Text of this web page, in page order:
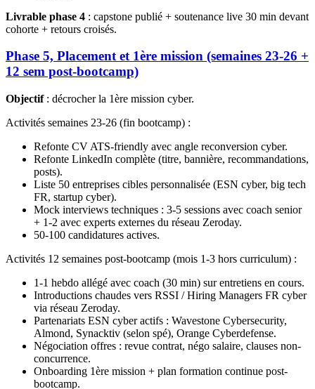
Livrable phase 4 : capstone publié + soutenance live 30 min devant
cohorte + retours croisés.
Phase 5, Placement et 1ère mission (semaines 23-26 +
12 sem post-bootcamp)
Objectif: décrocher la 1ère mission cyber.
Activités semaines 23-26 (fin bootcamp) :
Refonte CV ATS-friendly avec angle reconversion cyber.
Refonte LinkedIn complète (titre, bannière, recommandations,
posts).
Liste 50 entreprises cibles personnalisée (ESN cyber, big tech
FR, startup cyber).
Mock interviews techniques : 3-5 sessions avec coach senior
+ 1-2 avec experts externes du réseau Zeroday.
50-100 candidatures actives.
Activités 12 semaines post-bootcamp (mois 1-3 hors curriculum) :
1-1 hebdo allégé avec coach (30 min) sur entretiens en cours.
Introductions chaudes vers RSSI / Hiring Managers FR cyber
via réseau Zeroday.
Partenariats ESN cyber actifs : Wavestone Cybersecurity,
Almond, Synacktiv (selon spé), Orange Cyberdefense.
Négociation offres : revue contrat, négo salaire, clauses non-
concurrence.
Onboarding 1ère mission + plan formation continue post-
bootcamp.